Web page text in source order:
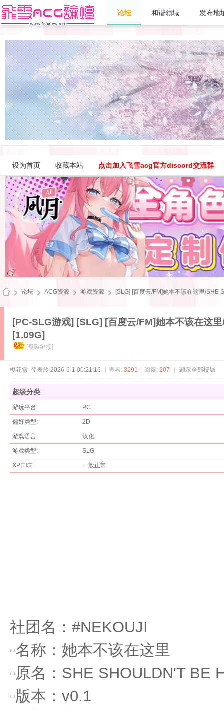
论坛 和谐领域 发布地
设为首页 收藏本站 点击加入飞雪acg官方discord交流群
论坛 ACG资源 游戏资源 [SLG] [百度云/FM]她本不该在这里/SHE
[PC-SLG游戏] [SLG] [百度云/FM]她本不该在这
[1.09G]
[複製鏈接]
樱花雪 發表於 2026-6-1 00:21:16 查看: 3291 回復: 207 顯示全部樓層
超级分类
游玩平台: PC
偏好类型: 2D
游戏语言: 汉化
游戏类型: SLG
XP口味: 一般正常
社团名：#NEKOUJI
▫️名称：她本不该在这里
▫️原名：SHE SHOULDN'T BE
▫️版本：v0.1